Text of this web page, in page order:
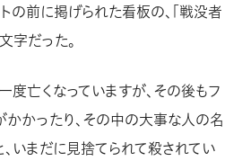
の前に掲げられた看板の、「戦没者
字だった。
度亡くなっていますが、その後もフ
かったり、その中の大事な人の名
いまだに見捨てられて殺されてい